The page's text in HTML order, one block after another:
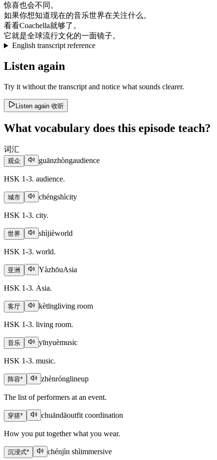
惊喜也会不同 。
如果你想知道现在的音乐世界在关注什么。
看看Coachella就够了。
它就是全球流行文化的一面镜子。
English transcript reference
Listen again
Try it without the transcript and notice what sounds clearer.
Listen again 收听
What vocabulary does this episode teach?
词汇
观众 guānzhòngaudience
HSK 1-3. audience.
城市 chéngshìcity
HSK 1-3. city.
世界 shìjièworld
HSK 1-3. world.
亚洲 YàzhōuAsia
HSK 1-3. Asia.
客厅 kètīngliving room
HSK 1-3. living room.
音乐 yīnyuèmusic
HSK 1-3. music.
阵容* zhènrónglineup
The list of performers at an event.
穿搭* chuāndāoutfit coordination
How you put together what you wear.
沉浸式* chénjìn shìimmersive